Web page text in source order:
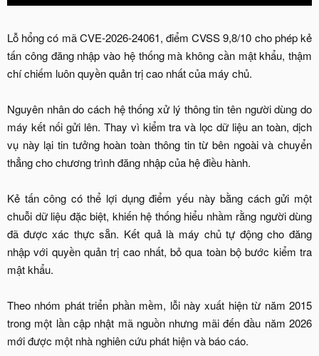
Lỗ hổng có mã CVE-2026-24061, điểm CVSS 9,8/10 cho phép kẻ
tấn công đăng nhập vào hệ thống mà không cần mật khẩu, thậm
chí chiếm luôn quyền quản trị cao nhất của máy chủ.
Nguyên nhân do cách hệ thống xử lý thông tin tên người dùng do
máy kết nối gửi lên. Thay vì kiểm tra và lọc dữ liệu an toàn, dịch
vụ này lại tin tưởng hoàn toàn thông tin từ bên ngoài và chuyển
thẳng cho chương trình đăng nhập của hệ điều hành.
Kẻ tấn công có thể lợi dụng điểm yếu này bằng cách gửi một
chuỗi dữ liệu đặc biệt, khiến hệ thống hiểu nhầm rằng người dùng
đã được xác thực sẵn. Kết quả là máy chủ tự động cho đăng
nhập với quyền quản trị cao nhất, bỏ qua toàn bộ bước kiểm tra
mật khẩu.
Theo nhóm phát triển phần mềm, lỗi này xuất hiện từ năm 2015
trong một lần cập nhật mã nguồn nhưng mãi đến đầu năm 2026
mới được một nhà nghiên cứu phát hiện và báo cáo.